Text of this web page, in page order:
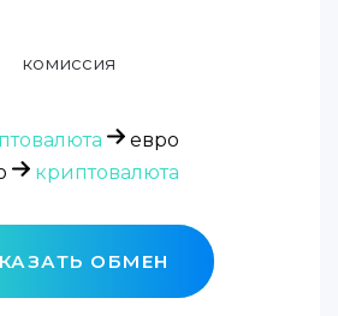
комиссия
евро
криптовалюта
ОБМЕН